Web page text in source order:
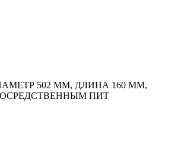
502 ММ, ДЛИНА 160 ММ,
ПИТ